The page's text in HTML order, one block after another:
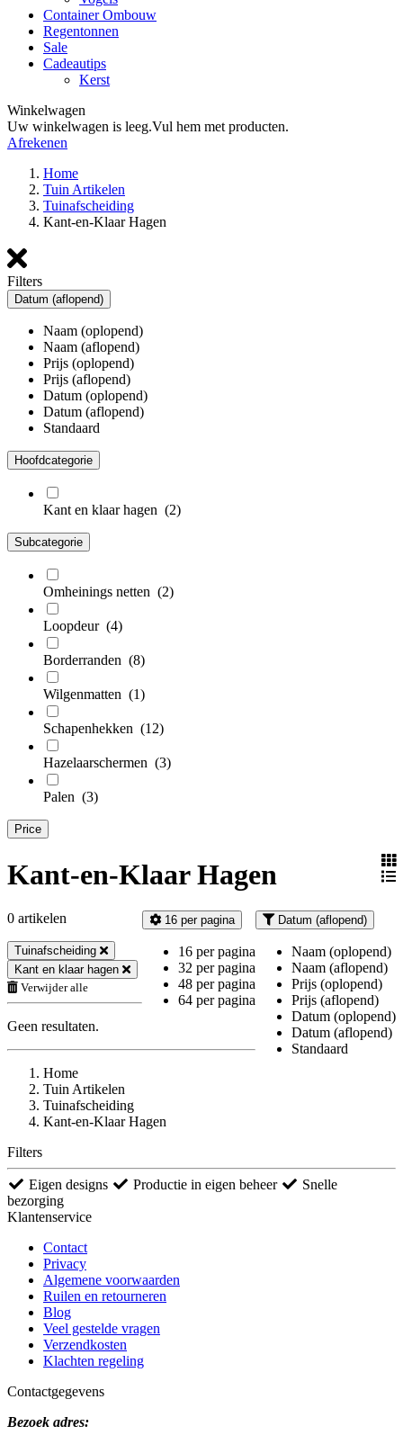
Container Ombouw
Regentonnen
Sale
Cadeautips
Kerst
Winkelwagen
Uw winkelwagen is leeg.Vul hem met producten.
Afrekenen
Home
Tuin Artikelen
Tuinafscheiding
Kant-en-Klaar Hagen
Filters
Datum (aflopend)
Naam (oplopend)
Naam (aflopend)
Prijs (oplopend)
Prijs (aflopend)
Datum (oplopend)
Datum (aflopend)
Standaard
Hoofdcategorie
Kant en klaar hagen (2)
Subcategorie
Omheinings netten (2)
Loopdeur (4)
Borderranden (8)
Wilgenmatten (1)
Schapenhekken (12)
Hazelaarschermen (3)
Palen (3)
Price
Kant-en-Klaar Hagen
Datum (aflopend)
Naam (oplopend)
Naam (aflopend)
Prijs (oplopend)
Prijs (aflopend)
Datum (oplopend)
Datum (aflopend)
Standaard
16 per pagina
16 per pagina
32 per pagina
48 per pagina
64 per pagina
0 artikelen
Tuinafscheiding
Kant en klaar hagen
Verwijder alle
Geen resultaten.
Home
Tuin Artikelen
Tuinafscheiding
Kant-en-Klaar Hagen
Filters
Eigen designs Productie in eigen beheer
Snelle
bezorging
Klantenservice
Contact
Privacy
Algemene voorwaarden
Ruilen en retourneren
Blog
Veel gestelde vragen
Verzendkosten
Klachten regeling
Contactgegevens
Bezoek adres: